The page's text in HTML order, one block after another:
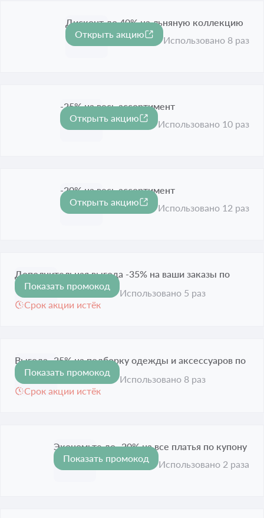
-40%
Дисконт до 40% на льняную коллекцию
Срок акции истёк
Открыть акцию
Использовано 8 раз
-25%
-25% на весь ассортимент
Срок акции истёк
Открыть акцию
Использовано 10 раз
-20%
-20% на весь ассортимент
Срок акции истёк
Открыть акцию
Использовано 12 раз
-35%
Дополнительная выгода -35% на ваши заказы по
купону
Срок акции истёк
Показать промокод
Использовано 5 раз
-25%
Выгода -25% на подборку одежды и аксессуаров по
купону
Срок акции истёк
Показать промокод
Использовано 8 раз
-20%
Экономьте до -20% на все платья по купону
Срок акции истёк
Показать промокод
Использовано 2 раза